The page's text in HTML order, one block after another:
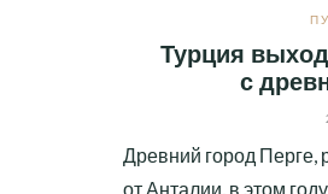
Турция
с
Древний город
от Анталии, в этом